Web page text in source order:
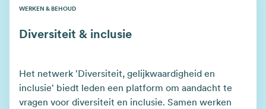
Diversiteit & inclusie
WERKEN & BEHOUD
Het netwerk 'Diversiteit, gelijkwaardigheid en
inclusie' biedt leden een platform om aandacht te
vragen voor diversiteit en inclusie. Samen werken